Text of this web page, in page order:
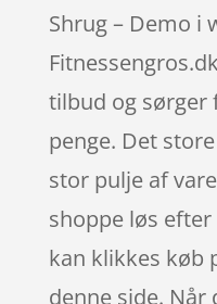
Shrug – Demo i
tilbud og sørger
penge. Det
stor pulje af
shoppe løs
kan klikkes køb
denne side.